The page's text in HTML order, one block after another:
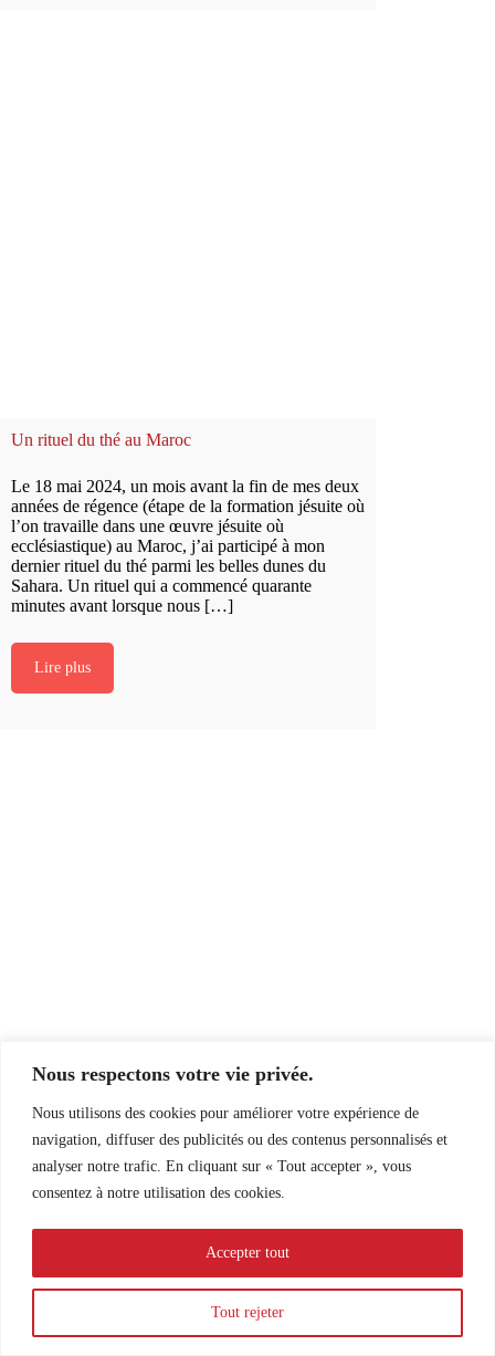
Nous respectons votre vie privée.
Nous utilisons des cookies pour améliorer votre expérience de
navigation, diffuser des publicités ou des contenus personnalisés et
analyser notre trafic. En cliquant sur « Tout accepter », vous
consentez à notre utilisation des cookies.
Tout rejeter
Accepter tout
Un rituel du thé au Maroc
Le 18 mai 2024, un mois avant la fin de mes deux
années de régence (étape de la formation jésuite où
l’on travaille dans une œuvre jésuite où
ecclésiastique) au Maroc, j’ai participé à mon
dernier rituel du thé parmi les belles dunes du
Sahara. Un rituel qui a commencé quarante
minutes avant lorsque nous […]
Lire plus
Notre expérience de bénévolat à Laâyoune
venues à Laayoune pendant près d’un mois pour
aider au local de Caritas. En fait, c’étaient
essentiellement les seules informations que nous
avions en arrivant, ce qui nous a fait venir avec
peu d’attentes, mais avec beaucoup
d’enthousiasme. Pour nous, la vie à Laayoune a